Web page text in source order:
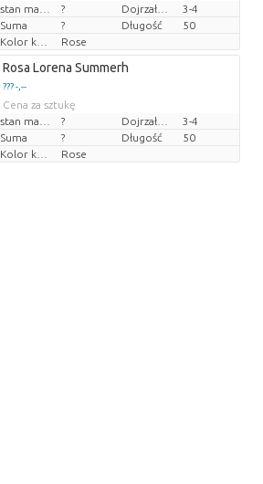
?
3-4
Suma
? Długość
50
Kolor kwiatów
Rose
Rosa Lorena Summerh
??? -,--
Cena za sztukę
?
3-4
Suma
? Długość
50
Kolor kwiatów
Rose